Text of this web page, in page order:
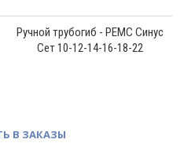
Ручной трубогиб - РЕМС Синус
Сет 10-12-14-16-18-22
В ЗАКАЗЫ